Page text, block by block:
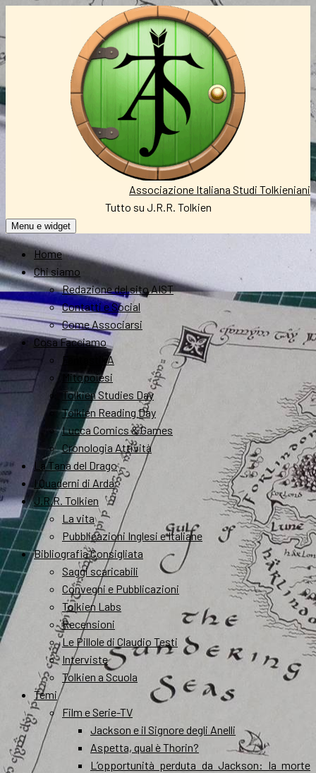
Associazione Italiana Studi Tolkieniani
Tutto su J.R.R. Tolkien
Menu e widget
Home
Chi siamo
Redazione del sito AIST
Contatti e Social
Come Associarsi
Cosa Facciamo
FantastikA
Mitopoiesi
Tolkien Studies Day
Tolkien Reading Day
Lucca Comics & Games
Cronologia Attività
La Tana del Drago
I Quaderni di Arda
J.R.R. Tolkien
La vita
Pubblicazioni Inglesi e Italiane
Bibliografia Consigliata
Saggi scaricabili
Convegni e Pubblicazioni
Tolkien Labs
Recensioni
Le Pillole di Claudio Testi
Interviste
Tolkien a Scuola
Temi
Film e Serie-TV
Jackson e il Signore degli Anelli
Aspetta, qual è Thorin?
L’opportunità perduta da Jackson: la morte